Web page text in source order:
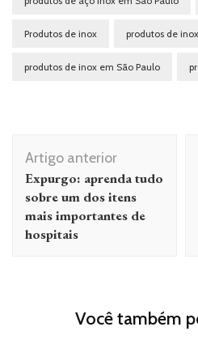
Produtos de inox produtos de
produtos de inox em São Paulo
Navegação
de
post
Artigo anterior
Expurgo: aprenda tudo
sobre um dos itens
mais importantes de
hospitais
Você também